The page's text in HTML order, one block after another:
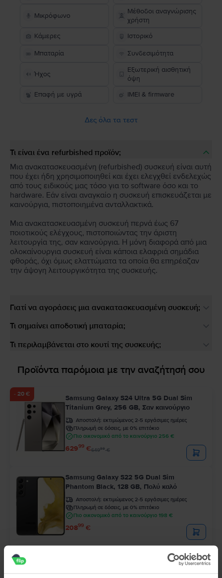
Μικρόφωνο
Μέθοδοι αναγνώρισης
χρήστη
Κάμερες
Ιστορικό
Μπαταρία Συνδεσιμότητα
Ήχος
Εξωτερική αισθητική
όψη
Επαφή με υγρά
IMEI & firmware
Δες όλα τα τεστ
Τι είναι ένα refurbished προϊόν;
Μια ανακατασκευασμένη (refurbished) συσκευή είναι αυτή
που έχει ήδη χρησιμοποιηθεί και έχει ελεγχθεί ενδελεχώς
από τους ειδικούς μας τόσο για το software όσο και το
hardware. Εάν είναι αναγκαίο η συσκευή επισκευάζεται με
καινούργια, πιστοποιημένα ανταλλακτικά.
Μια ανακατασκευασμένη συσκευή περνά έως 67
ποιοτικούς ελέγχους, πιστοποιώντας την άριστη
λειτουργία της, σαν καινούργια. Η μόνη διαφορά από μια
ολοκαίνουργια συσκευή είναι κάποια ελαφριά σημάδια
φθοράς, όχι όμως ελαττώματα τα οποία θα επηρέαζαν
την άψογη λειτουργικότητα της συσκευής.
Γιατί να αγοράσεις μια ανακατασκευασμένη συσκευή;
Τι σημαίνει αποδοτική μπαταρία;
Τι περιλαμβάνεται στο κουτί της συσκευής;
Προϊόντα παρόμοια με την αναζήτησή σου
- 20 €
Samsung Galaxy S24 Ultra 5G Dual Sim
Titanium Grey, 256 GB, Σαν καινούργιο
Αποστολή: εκτιμώμενος 2-5 εργάσιμες ημέρες
Πληρωμή σε δόσεις, με 0% επιτόκιο
Πιο οικονομικό από το καινούργιο 256 €
62999 €64999€
Samsung Galaxy S22 5G Dual Sim
Phantom Black, 128 GB, Πολύ καλό
Αποστολή: εκτιμώμενος 2-5 εργάσιμες ημέρες
Πληρωμή σε δόσεις, με 0% επιτόκιο
Πιο οικονομικό από το καινούργιο 198 €
20899 €
Samsung Galaxy S22 Ultra 5G Dual Sim
Phantom Black, 256 GB, Εξαιρετικό